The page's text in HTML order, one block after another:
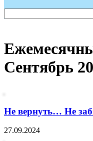
Сентябрь
Не вернуть… Не
27.09.2024